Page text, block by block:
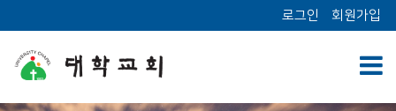
회원가입
로그인